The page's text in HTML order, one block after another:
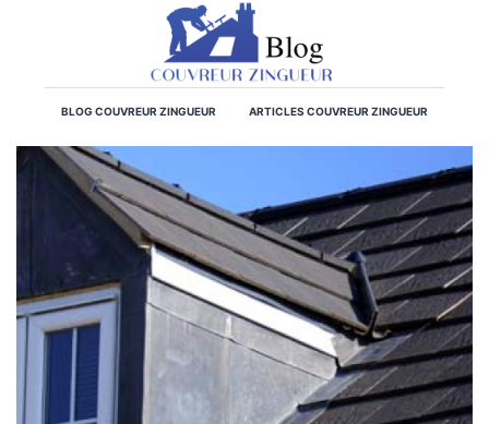
BLOG COUVREUR ZINGUEUR ARTICLES COUVREUR ZINGUEUR